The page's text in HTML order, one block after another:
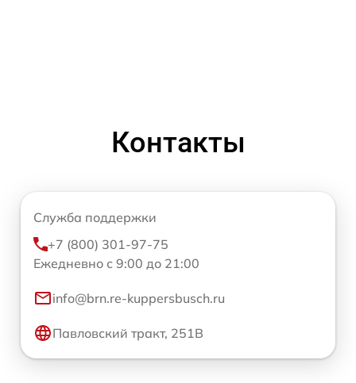
Контакты
Служба поддержки
+7 (800) 301-97-75
Ежедневно с 9:00 до 21:00
info@brn.re-kuppersbusch.ru
Павловский тракт, 251В